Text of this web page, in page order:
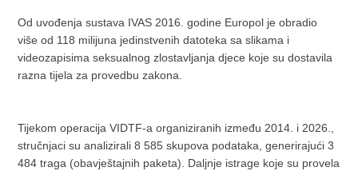
Od uvođenja sustava IVAS 2016. godine Europol je obradio
više od 118 milijuna jedinstvenih datoteka sa slikama i
videozapisima seksualnog zlostavljanja djece koje su dostavila
razna tijela za provedbu zakona.
Tijekom operacija VIDTF-a organiziranih između 2014. i 2026.,
stručnjaci su analizirali 8 585 skupova podataka, generirajući 3
484 traga (obavještajnih paketa). Daljnje istrage koje su provela